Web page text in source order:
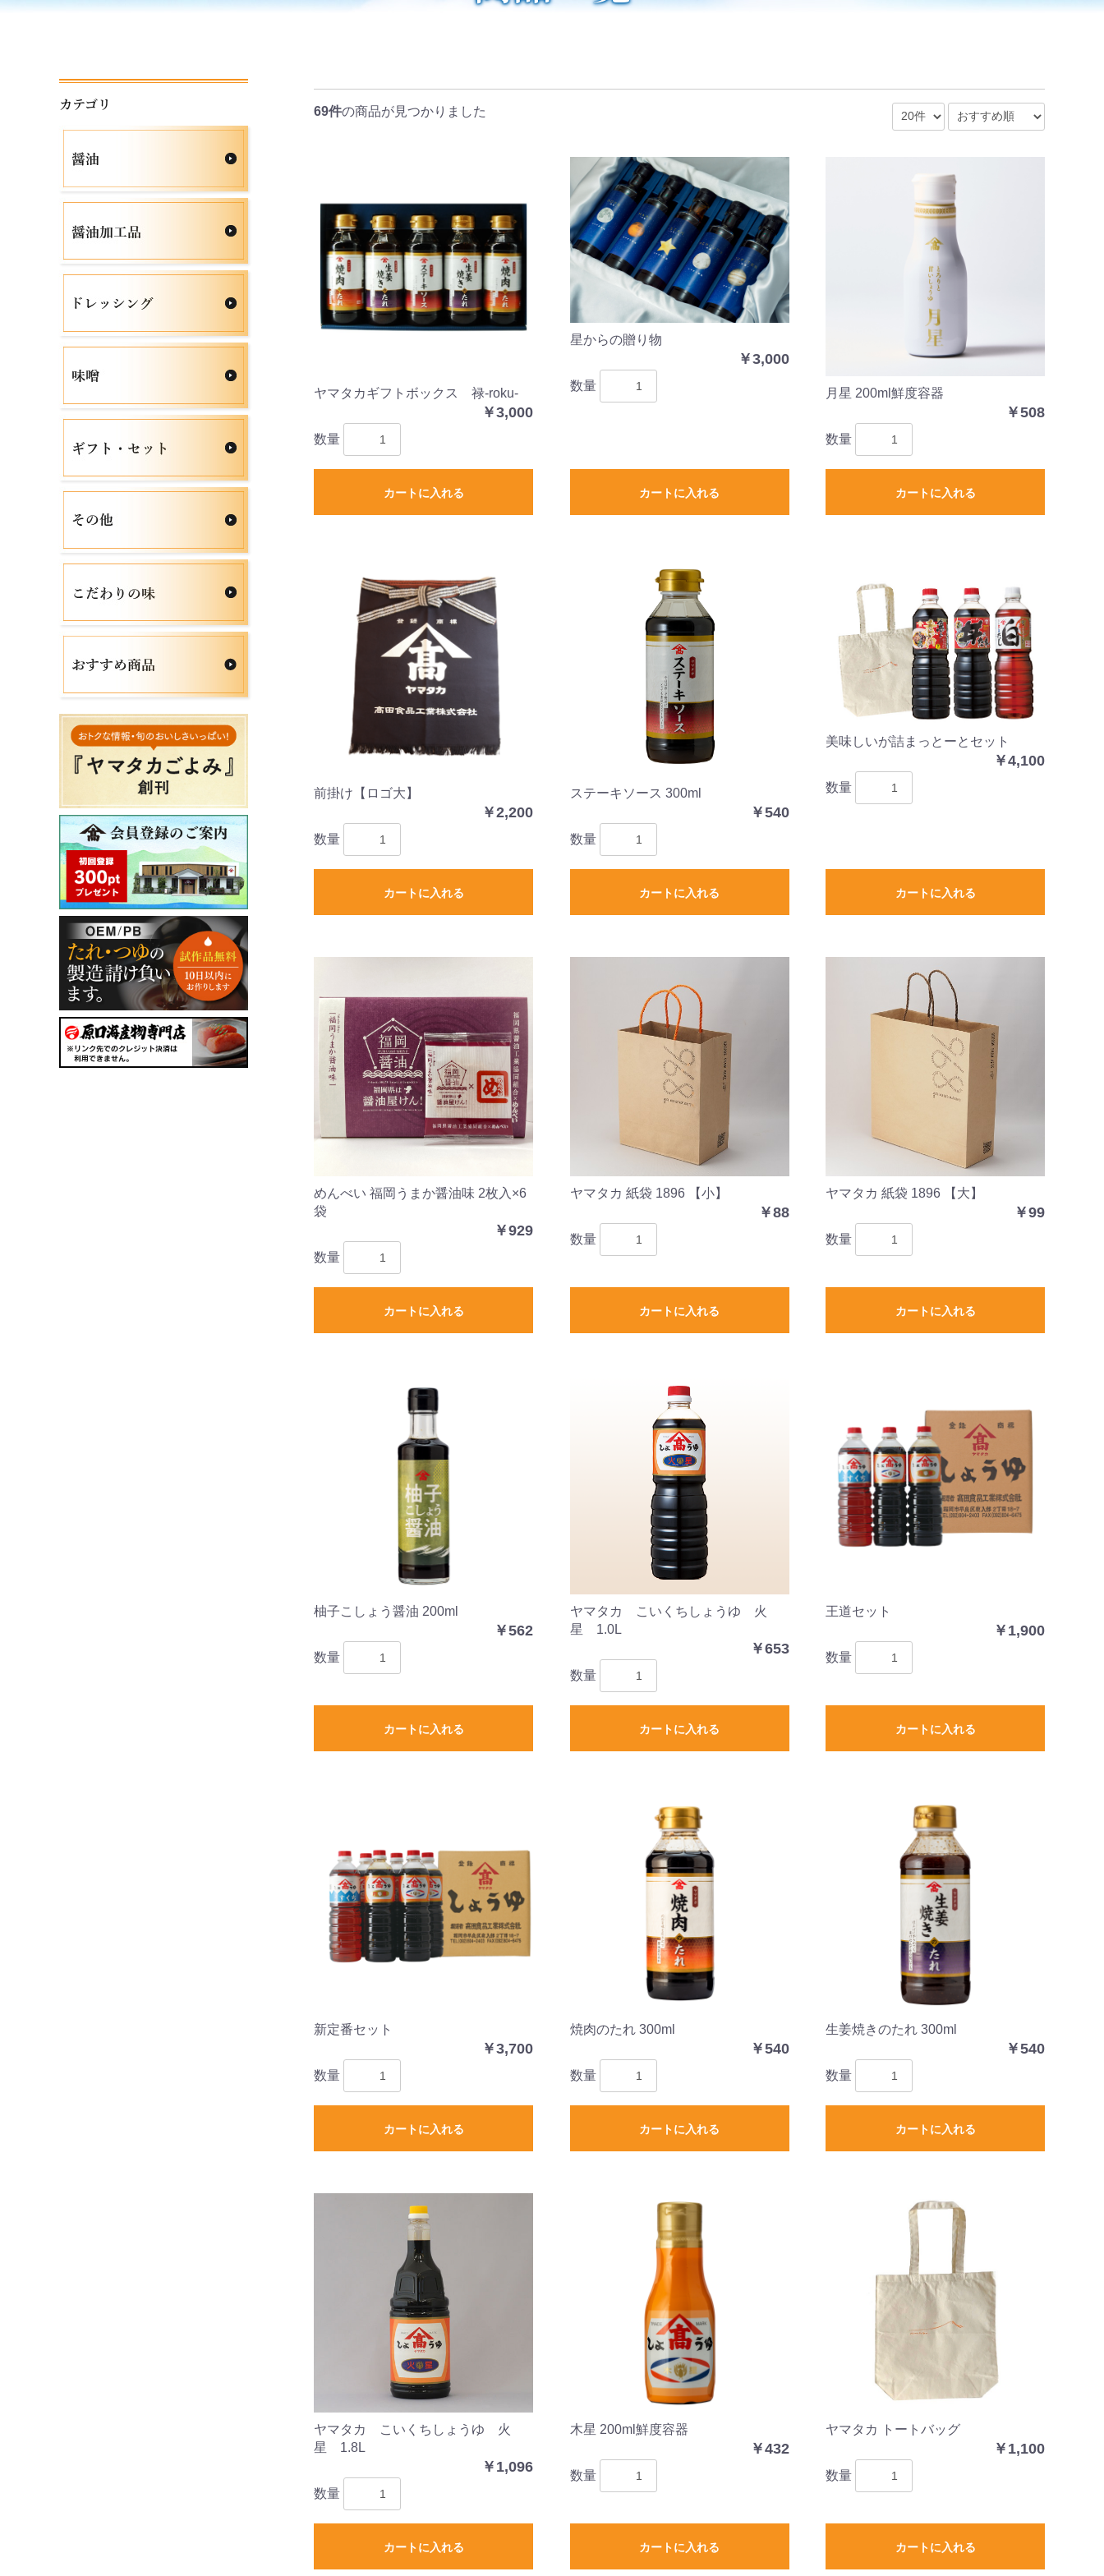
カテゴリ 69件の商品が見つかりました
ヤマタカギフトボックス 禄-roku-
￥3,000
数量
カートに入れる
星からの贈り物
￥3,000
数量
カートに入れる
月星 200ml鮮度容器
￥508
数量
カートに入れる
前掛け【ロゴ大】
￥2,200
数量
カートに入れる
ステーキソース 300ml
￥540
数量
カートに入れる
美味しいが詰まっとーとセット
￥4,100
数量
カートに入れる
めんべい 福岡うまか醤油味 2枚入×6
袋
￥929
数量
カートに入れる
ヤマタカ 紙袋 1896 【小】
￥88
数量
カートに入れる
ヤマタカ 紙袋 1896 【大】
￥99
数量
カートに入れる
柚子こしょう醤油 200ml
￥562
数量
カートに入れる
ヤマタカ こいくちしょうゆ 火
星 1.0L
￥653
数量
カートに入れる
王道セット
￥1,900
数量
カートに入れる
新定番セット
￥3,700
数量
カートに入れる
焼肉のたれ 300ml
￥540
数量
カートに入れる
生姜焼きのたれ 300ml
￥540
数量
カートに入れる
ヤマタカ こいくちしょうゆ 火
星 1.8L
￥1,096
数量
カートに入れる
木星 200ml鮮度容器
￥432
数量
カートに入れる
ヤマタカ トートバッグ
￥1,100
数量
カートに入れる